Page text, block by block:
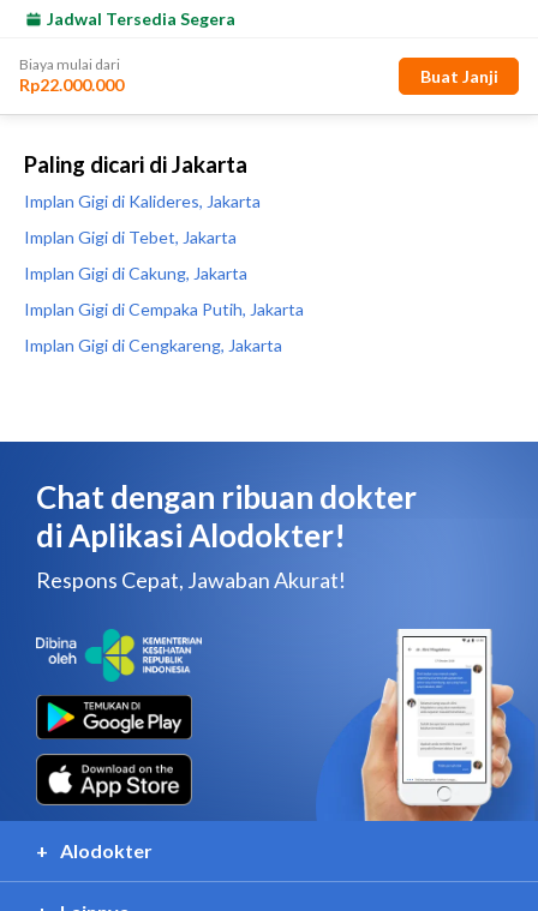
Paling dicari di Jakarta
Implan Gigi di Kalideres, Jakarta
Implan Gigi di Tebet, Jakarta
Implan Gigi di Cakung, Jakarta
Implan Gigi di Cempaka Putih, Jakarta
Implan Gigi di Cengkareng, Jakarta